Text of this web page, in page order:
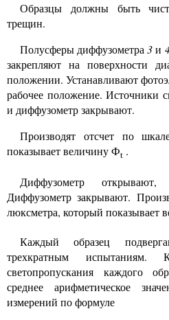
Образцы должны быть
трещин.
Полусферы диффузометра 3 и
закрепляют на поверхности
положении. Устанавливают
рабочее положение. Источники
и диффузометр закрывают.
Производят отсчет по
показывает величину Фt .
Диффузометр
Диффузометр закрывают.
люксметра, который показывает
Каждый образец
трехкратным испытаниям.
светопропускания каждого
среднее арифметическое
измерений по формуле